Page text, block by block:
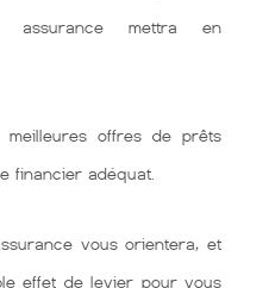
assurance mettra en
meilleures offres de prêts
financier adéquat.
vous orientera, et
effet de levier pour vous